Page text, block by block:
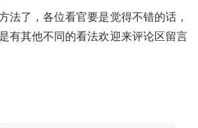
法了，各位看官要是觉得不错的话，
有其他不同的看法欢迎来评论区留言